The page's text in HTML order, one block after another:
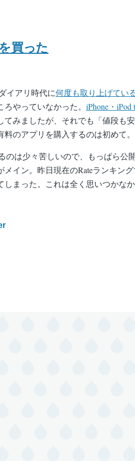
買った
イアリ時代に何度も取り上げてい
やっていなかった。 iPhone・iPod
てみましたが、それでも「値段も
のアプリを購入するのは初めて。
のは少々苦しいので、もっぱら公
イン。昨日現在のRateランキン
しまった。これは全く思いつかな